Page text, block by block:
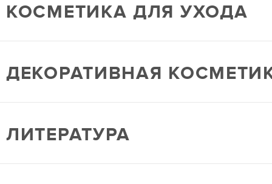
КОСМЕТИКА ДЛЯ УХОДА
ДЕКОРАТИВНАЯ
ЛИТЕРАТУРА